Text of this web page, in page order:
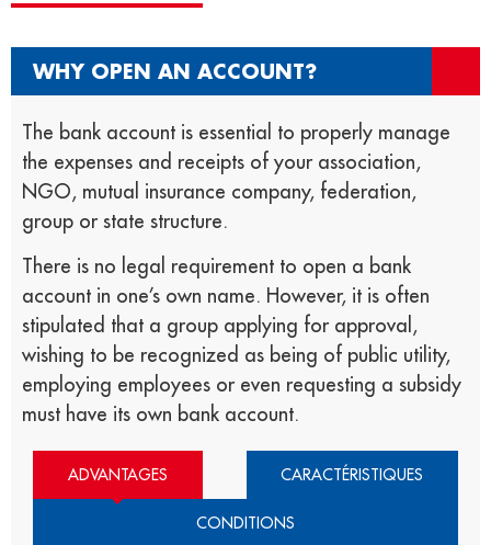
WHY OPEN AN ACCOUNT?​​
The bank account is essential to properly manage
the expenses and receipts of your association,
NGO, mutual insurance company, federation,
group or state structure.
There is no legal requirement to open a bank
account in one’s own name. However, it is often
stipulated that a group applying for approval,
wishing to be recognized as being of public utility,
employing employees or even requesting a subsidy
must have its own bank account.
ADVANTAGES CARACTÉRISTIQUES
CONDITIONS